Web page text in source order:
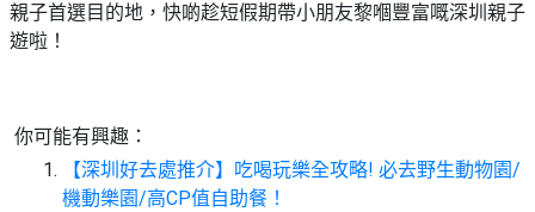
親子首選目的地，快啲趁短假期帶小朋友黎嗰豐富嘅深圳親子
遊啦！
你可能有興趣：
【深圳好去處推介】吃喝玩樂全攻略! 必去野生動物園/
機動樂園/高CP值自助餐！